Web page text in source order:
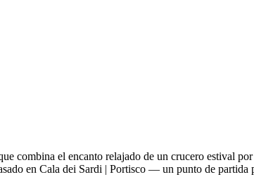
combina el encanto relajado de un crucero estival
en Cala dei Sardi | Portisco — un punto de